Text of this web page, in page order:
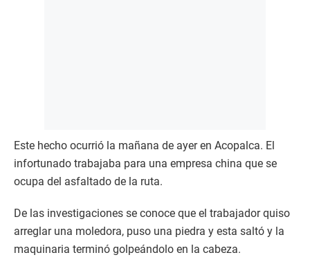
Este hecho ocurrió la mañana de ayer en Acopalca. El
infortunado trabajaba para una empresa china que se
ocupa del asfaltado de la ruta.
De las investigaciones se conoce que el trabajador quiso
arreglar una moledora, puso una piedra y esta saltó y la
maquinaria terminó golpeándolo en la cabeza.